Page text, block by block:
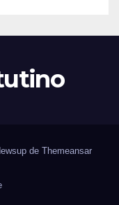
de Themeansar